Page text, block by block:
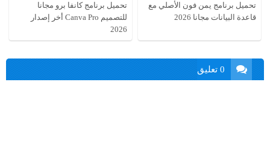
تحميل برنامج يمن فون الأصلي مع
قاعدة البيانات مجانا 2026
تحميل برنامج كانفا برو مجانا
للتصميم Canva Pro أخر إصدار
2026
0 تعليق